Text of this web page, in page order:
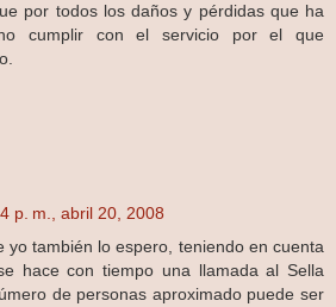
por todos los daños y pérdidas que ha
cumplir con el servicio por el que
p. m., abril 20, 2008
yo también lo espero, teniendo en cuenta
hace con tiempo una llamada al Sella
de personas aproximado puede ser